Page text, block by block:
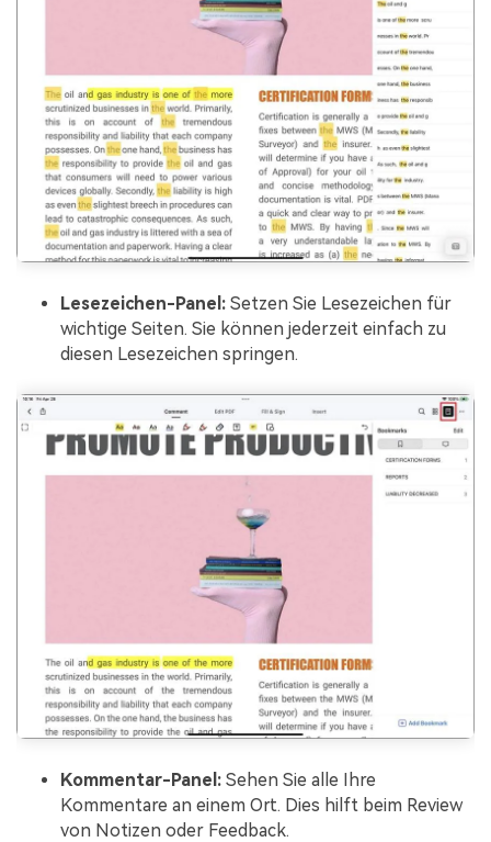
Lesezeichen-Panel: Setzen Sie Lesezeichen für
wichtige Seiten. Sie können jederzeit einfach zu
diesen Lesezeichen springen.
Kommentar-Panel: Sehen Sie alle Ihre
Kommentare an einem Ort. Dies hilft beim Review
von Notizen oder Feedback.